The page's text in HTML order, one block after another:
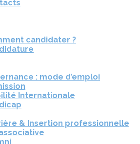
candidater ?
: mode d’emploi
Internationale
& Insertion professionnelle